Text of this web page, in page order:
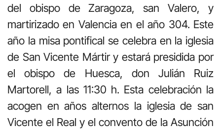
del obispo de Zaragoza, san Valero, y
martirizado en Valencia en el año 304. Este
año la misa pontifical se celebra en la iglesia
de San Vicente Mártir y estará presidida por
el obispo de Huesca, don Julián Ruiz
Martorell, a las 11:30 h. Esta celebración la
acogen en años alternos la iglesia de san
Vicente el Real y el convento de la Asunción